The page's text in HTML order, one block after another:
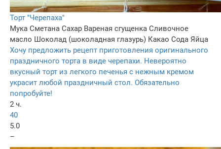
Торт "Черепаха"
Мука Сметана Сахар Вареная сгущенка Сливочное
масло Шоколад (шоколадная глазурь) Какао Сода Яйца
Хочу предложить рецепт приготовления оригинального
праздничного торта в виде черепахи. Невероятно
вкусный торт из легкого печенья с нежным кремом
украсит любой праздничный стол. Обязательно
попробуйте!
2 ч.
40
5.0
–